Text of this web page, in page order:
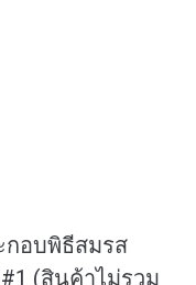
กอบพิธีสมรส
#1 (สินค้าไม่รวม